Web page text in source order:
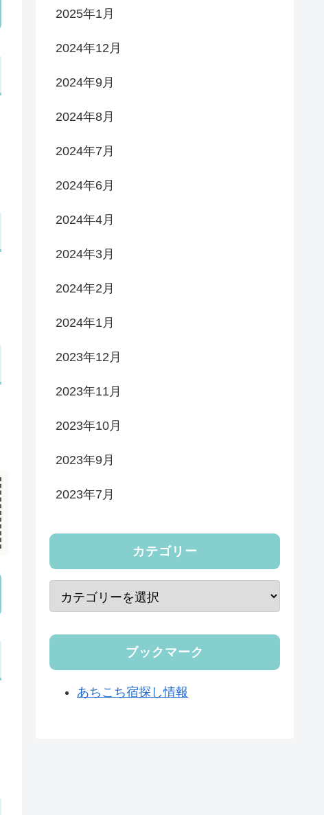
2025年1月
2024年12月
2024年9月
2024年8月
2024年7月
2024年6月
2024年4月
2024年3月
2024年2月
2024年1月
2023年12月
2023年11月
2023年10月
2023年9月
2023年7月
カテゴリー
ブックマーク
あちこち宿探し情報